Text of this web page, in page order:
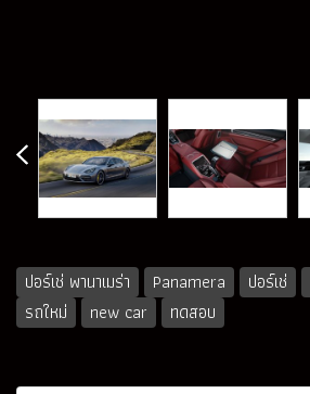
ปอร์เช่ พานาเมร่า Panamera ปอร์เช่
รถใหม่
new car ทดสอบ